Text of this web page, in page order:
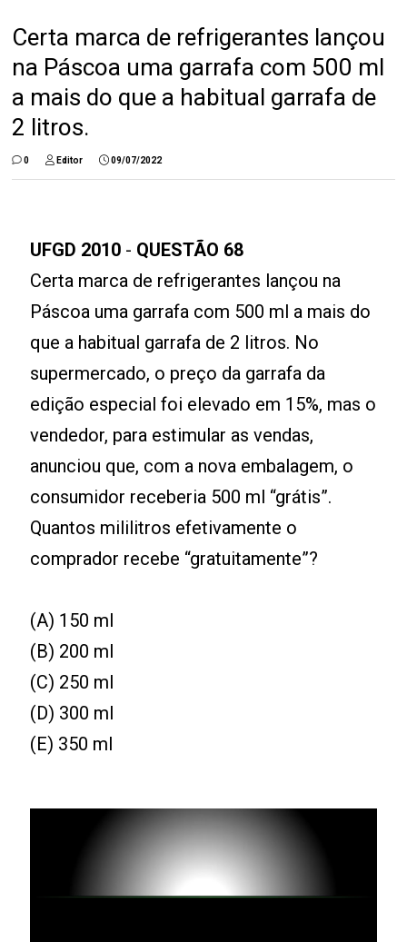
Certa marca de refrigerantes lançou
na Páscoa uma garrafa com 500 ml
a mais do que a habitual garrafa de
2 litros.
0 Editor 09/07/2022
UFGD 2010 - QUESTÃO 68
Certa marca de refrigerantes lançou na
Páscoa uma garrafa com 500 ml a mais do
que a habitual garrafa de 2 litros. No
supermercado, o preço da garrafa da
edição especial foi elevado em 15%, mas o
vendedor, para estimular as vendas,
anunciou que, com a nova embalagem, o
consumidor receberia 500 ml “grátis”.
Quantos mililitros efetivamente o
comprador recebe “gratuitamente”?
(A) 150 ml
(B) 200 ml
(C) 250 ml
(D) 300 ml
(E) 350 ml